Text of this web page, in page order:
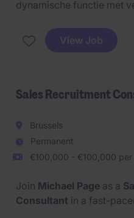
dynamische functie met
internationale organisatie
loonpakket en
View Job
Sales Recruitment
Brussels
Permanent
€100,000 - €100,000 per
Join Michael Page as a
Consultant in a fast-